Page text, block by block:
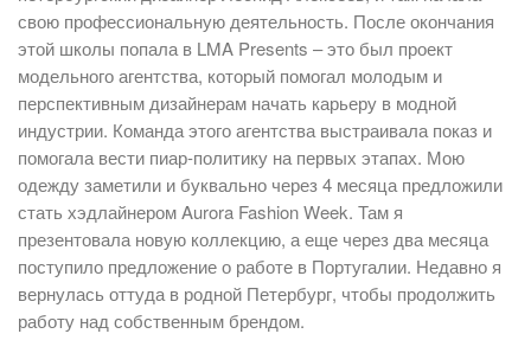
свою профессиональную деятельность. После окончания
этой школы попала в LMA Presents – это был проект
модельного агентства, который помогал молодым и
перспективным дизайнерам начать карьеру в модной
индустрии. Команда этого агентства выстраивала показ и
помогала вести пиар-политику на первых этапах. Мою
одежду заметили и буквально через 4 месяца предложили
стать хэдлайнером Aurora Fashion Week. Там я
презентовала новую коллекцию, а еще через два месяца
поступило предложение о работе в Португалии. Недавно я
вернулась оттуда в родной Петербург, чтобы продолжить
работу над собственным брендом.